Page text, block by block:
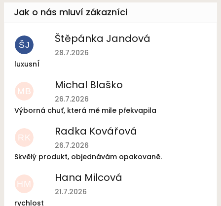
ŠJ Štěpánka Jandová
Hodnocení obchodu je 5 z 5 hvězdiček.
28.7.2026
luxusnÍ
MB Michal Blaško
Hodnocení obchodu je 5 z 5 hvězdiček.
26.7.2026
Výborná chuť, která mě mile překvapila
RK Radka Kovářová
Hodnocení obchodu je 5 z 5 hvězdiček.
26.7.2026
Skvělý produkt, objednávám opakovaně.
HM Hana Milcová
Hodnocení obchodu je 5 z 5 hvězdiček.
21.7.2026
rychlost